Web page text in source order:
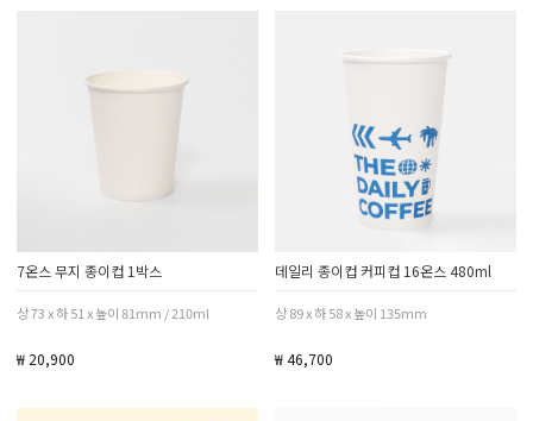
7온스 무지 종이컵 1박스
상 73 x 하 51 x 높이 81mm / 210ml
₩ 20,900
데일리 종이컵 커피컵 16온스 480ml
상 89 x 하 58 x 높이 135mm
₩ 46,700